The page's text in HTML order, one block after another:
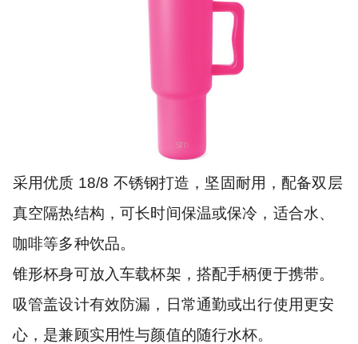
采用优质 18/8 不锈钢打造，坚固耐用，配备双层
真空隔热结构，可长时间保温或保冷，适合水、
咖啡等多种饮品。
锥形杯身可放入车载杯架，搭配手柄便于携带。
吸管盖设计有效防漏，日常通勤或出行使用更安
心，是兼顾实用性与颜值的随行水杯。